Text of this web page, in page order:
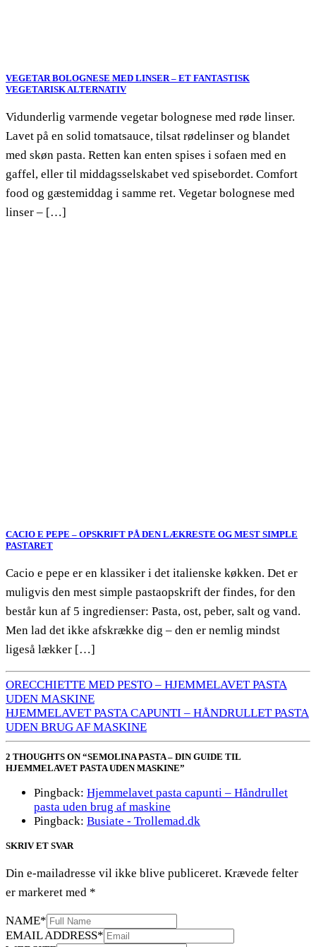
VEGETAR BOLOGNESE MED LINSER – ET FANTASTISK
VEGETARISK ALTERNATIV
Vidunderlig varmende vegetar bolognese med røde linser.
Lavet på en solid tomatsauce, tilsat rødelinser og blandet
med skøn pasta. Retten kan enten spises i sofaen med en
gaffel, eller til middagsselskabet ved spisebordet. Comfort
food og gæstemiddag i samme ret. Vegetar bolognese med
linser – […]
CACIO E PEPE – OPSKRIFT PÅ DEN LÆKRESTE OG MEST SIMPLE
PASTARET
Cacio e pepe er en klassiker i det italienske køkken. Det er
muligvis den mest simple pastaopskrift der findes, for den
består kun af 5 ingredienser: Pasta, ost, peber, salt og vand.
Men lad det ikke afskrække dig – den er nemlig mindst
ligeså lækker […]
ORECCHIETTE MED PESTO – HJEMMELAVET PASTA
UDEN MASKINE
HJEMMELAVET PASTA CAPUNTI – HÅNDRULLET PASTA
UDEN BRUG AF MASKINE
2 THOUGHTS ON “SEMOLINA PASTA – DIN GUIDE TIL
HJEMMELAVET PASTA UDEN MASKINE”
Pingback: Hjemmelavet pasta capunti – Håndrullet
pasta uden brug af maskine
Pingback: Busiate - Trollemad.dk
SKRIV ET SVAR
Din e-mailadresse vil ikke blive publiceret. Krævede felter
er markeret med *
NAME*
EMAIL ADDRESS*